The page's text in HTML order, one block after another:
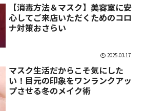
【消毒方法＆マスク】美容室に安
心してご来店いただくためのコロ
ナ対策おさらい
2025.03.17
マスク生活だからこそ気にした
い！目元の印象をワンランクアッ
プさせる冬のメイク術